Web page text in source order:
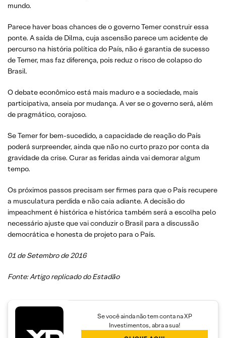
mundo.
Parece haver boas chances de o governo Temer construir essa
ponte. A saída de Dilma, cuja ascensão parece um acidente de
percurso na história política do País, não é garantia de sucesso
de Temer, mas faz diferença, pois reduz o risco de colapso do
Brasil.
O debate econômico está mais maduro e a sociedade, mais
participativa, anseia por mudança. A ver se o governo será, além
de pragmático, corajoso.
Se Temer for bem-sucedido, a capacidade de reação do País
poderá surpreender, ainda que não no curto prazo por conta da
gravidade da crise. Curar as feridas ainda vai demorar algum
tempo.
Os próximos passos precisam ser firmes para que o País recupere
a musculatura perdida e não caia adiante. A decisão do
impeachment é histórica e histórica também será a escolha pelo
necessário ajuste que vai conduzir o Brasil para a discussão
democrática e honesta de projeto para o País.
01 de Setembro de 2016
Fonte: Artigo replicado do Estadão
Se você ainda não tem conta na XP
Investimentos, abra a sua!